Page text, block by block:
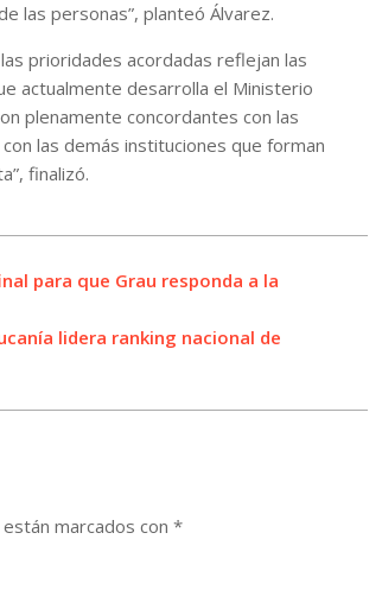
las personas”, planteó Álvarez.
prioridades acordadas reflejan las
actualmente desarrolla el Ministerio
plenamente concordantes con las
las demás instituciones que forman
finalizó.
para que Grau responda a la
lidera ranking nacional de
marcados con *